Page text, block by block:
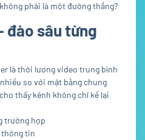
phải là một đường thẳng?
đào sâu từng
là thời lượng video trung bình
so với mặt bằng chung
thấy kênh không chỉ kể lại
trường hợp
thông tin